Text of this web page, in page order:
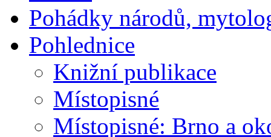
Pohádky národů,
Pohlednice
Knižní publikace
Místopisné
Místopisné: Brno a